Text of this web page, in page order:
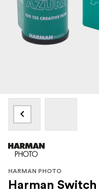
HARMAN PHOTO
Harman Switch